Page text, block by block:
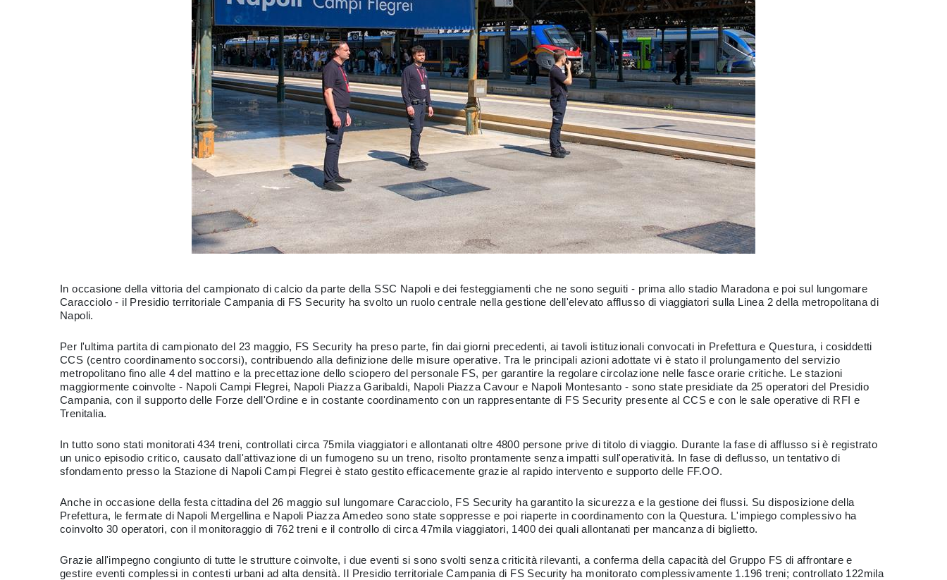
In occasione della vittoria del campionato di calcio da parte della SSC Napoli e dei festeggiamenti che ne sono seguiti - prima allo stadio Maradona e poi sul lungomare
Caracciolo - il Presidio territoriale Campania di FS Security ha svolto un ruolo centrale nella gestione dell'elevato afflusso di viaggiatori sulla Linea 2 della metropolitana di
Napoli.
Per l'ultima partita di campionato del 23 maggio, FS Security ha preso parte, fin dai giorni precedenti, ai tavoli istituzionali convocati in Prefettura e Questura, i cosiddetti
CCS (centro coordinamento soccorsi), contribuendo alla definizione delle misure operative. Tra le principali azioni adottate vi è stato il prolungamento del servizio
metropolitano fino alle 4 del mattino e la precettazione dello sciopero del personale FS, per garantire la regolare circolazione nelle fasce orarie critiche. Le stazioni
maggiormente coinvolte - Napoli Campi Flegrei, Napoli Piazza Garibaldi, Napoli Piazza Cavour e Napoli Montesanto - sono state presidiate da 25 operatori del Presidio
Campania, con il supporto delle Forze dell'Ordine e in costante coordinamento con un rappresentante di FS Security presente al CCS e con le sale operative di RFI e
Trenitalia.
In tutto sono stati monitorati 434 treni, controllati circa 75mila viaggiatori e allontanati oltre 4800 persone prive di titolo di viaggio. Durante la fase di afflusso si è registrato
un unico episodio critico, causato dall'attivazione di un fumogeno su un treno, risolto prontamente senza impatti sull'operatività. In fase di deflusso, un tentativo di
sfondamento presso la Stazione di Napoli Campi Flegrei è stato gestito efficacemente grazie al rapido intervento e supporto delle FF.OO.
Anche in occasione della festa cittadina del 26 maggio sul lungomare Caracciolo, FS Security ha garantito la sicurezza e la gestione dei flussi. Su disposizione della
Prefettura, le fermate di Napoli Mergellina e Napoli Piazza Amedeo sono state soppresse e poi riaperte in coordinamento con la Questura. L'impiego complessivo ha
coinvolto 30 operatori, con il monitoraggio di 762 treni e il controllo di circa 47mila viaggiatori, 1400 dei quali allontanati per mancanza di biglietto.
Grazie all'impegno congiunto di tutte le strutture coinvolte, i due eventi si sono svolti senza criticità rilevanti, a conferma della capacità del Gruppo FS di affrontare e
gestire eventi complessi in contesti urbani ad alta densità. Il Presidio territoriale Campania di FS Security ha monitorato complessivamente 1.196 treni; controllato 122mila